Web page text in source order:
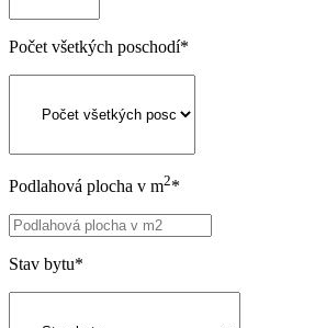
Počet všetkých poschodí*
Podlahová plocha v m2*
Stav bytu*